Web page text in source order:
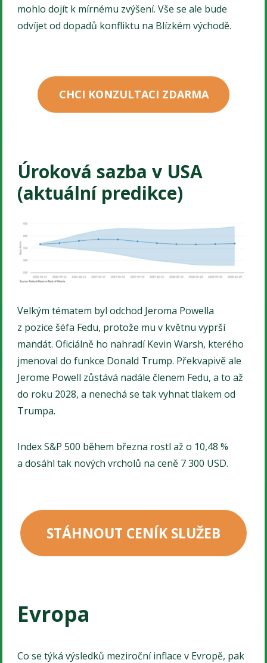
mohlo dojít k mírnému zvýšení. Vše se ale bude
odvíjet od dopadů konfliktu na Blízkém východě.
CHCI KONZULTACI ZDARMA
Úroková sazba v USA
(aktuální predikce)
Velkým tématem byl odchod Jeroma Powella
z pozice šéfa Fedu, protože mu v květnu vyprší
mandát. Oficiálně ho nahradí Kevin Warsh, kterého
jmenoval do funkce Donald Trump. Překvapivě ale
Jerome Powell zůstává nadále členem Fedu, a to až
do roku 2028, a nenechá se tak vyhnat tlakem od
Trumpa.
Index S&P 500 během března rostl až o 10,48 %
a dosáhl tak nových vrcholů na ceně 7 300 USD.
STÁHNOUT CENÍK SLUŽEB
Evropa
Co se týká výsledků meziroční inflace v Evropě, pak